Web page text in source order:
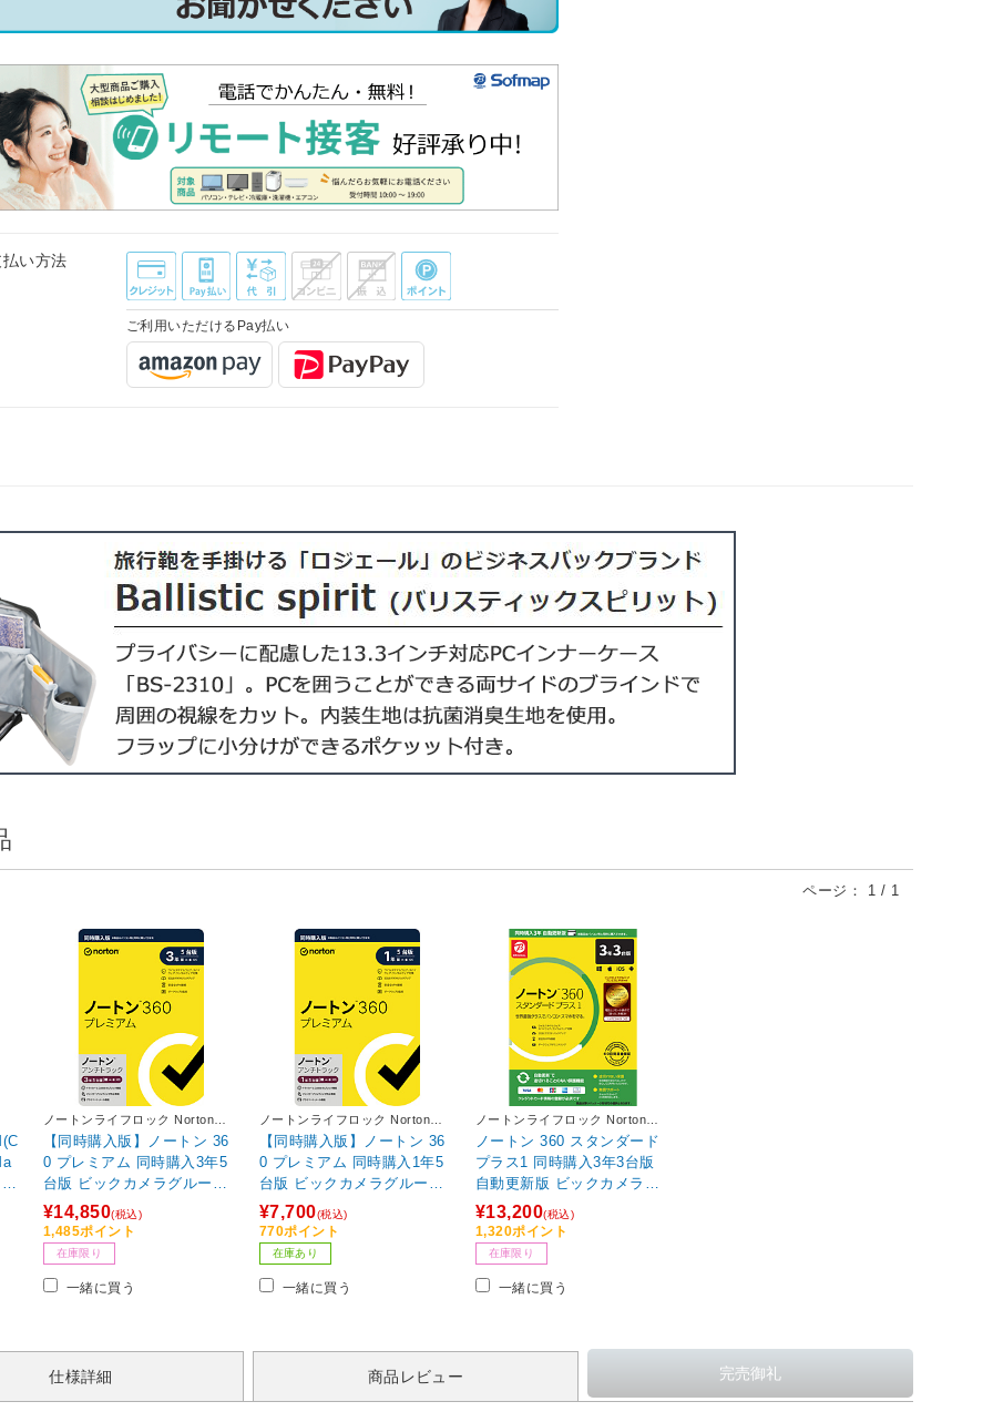
い方法
ご利用いただけるPay払い
ページ： 1 / 1
ノートンライフロック Norton
Lifelock
【同時購入版】ノートン 36
0 プレミアム 同時購入3年5
台版 ビックカメラグループ
専用 ［Win・Mac・Androi
d・iOS用］
¥14,850(税込)
1,485ポイント
在庫限り
一緒に買う
ノートンライフロック Norton
Lifelock
【同時購入版】ノートン 36
0 プレミアム 同時購入1年5
台版 ビックカメラグループ
専用 ［Win・Mac・Androi
d・iOS用］
¥7,700(税込)
770ポイント
在庫あり
一緒に買う
ノートンライフロック Norton
Lifelock
ノートン 360 スタンダード
プラス1 同時購入3年3台版
自動更新版 ビックカメラグ
ループ専用＋サポート ［Wi
n・Mac・Android・iOS用］
¥13,200(税込)
1,320ポイント
在庫限り
一緒に買う
仕様詳細 商品レビュー